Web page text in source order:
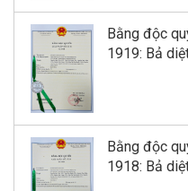
Bằng độc
1919: Bả
Bằng độc
1918: Bả